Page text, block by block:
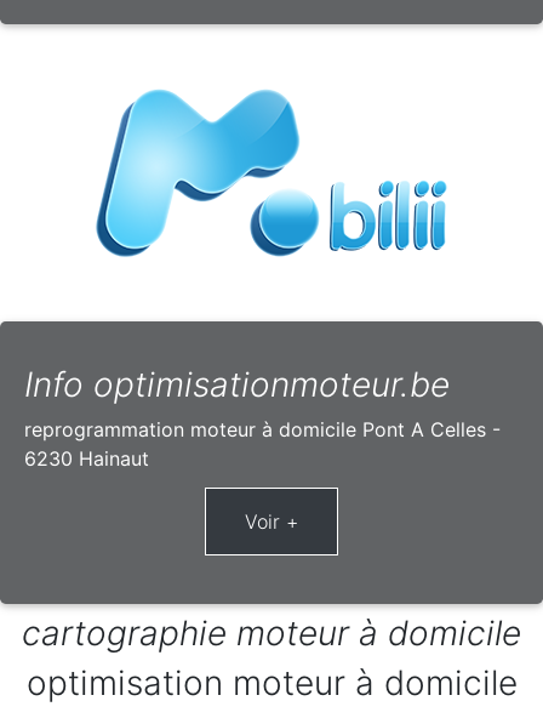
Info optimisationmoteur.be
reprogrammation moteur à domicile Pont A Celles -
6230 Hainaut
cartographie moteur à domicile
optimisation moteur à domicile